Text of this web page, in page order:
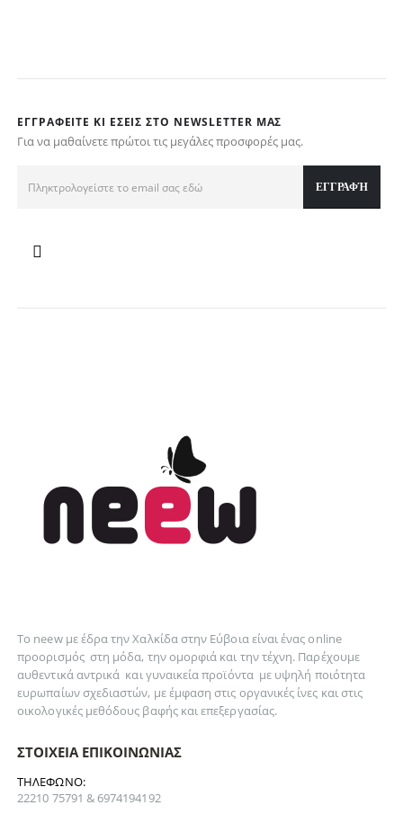
ΕΓΓΡΑΦΕΊΤΕ ΚΙ ΕΣΕΊΣ ΣΤΟ NEWSLETTER ΜΑΣ
Για να μαθαίνετε πρώτοι τις μεγάλες προσφορές μας.
Το neew με έδρα την Xαλκίδα στην Εύβοια είναι ένας online
προορισμός στη μόδα, τηνομορφιά και τηντέχνη. Παρέχουμε
αυθεντικάαντρικά καιγυναικείαπροϊόντα με υψηλή ποιότητα
ευρωπαίων σχεδιαστών, με έμφαση στις οργανικές ίνες και στις
οικολογικές μεθόδους βαφής και επεξεργασίας.
ΣΤΟΙΧΕΊΑ ΕΠΙΚΟΙΝΩΝΊΑΣ
ΤΗΛΈΦΩΝΟ:
22210 75791 & 6974194192